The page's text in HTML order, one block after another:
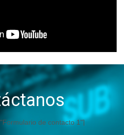
de contacto 1"]